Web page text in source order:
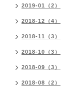
2019-01（2）
2018-12（4）
2018-11（3）
2018-10（3）
2018-09（3）
2018-08（2）